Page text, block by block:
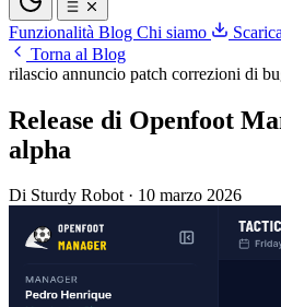
Funzionalità Blog Chi siamo Scarica
Torna al Blog
rilascio annuncio patch correzioni di
Release di Openfoot
alpha
Di Sturdy Robot · 10 marzo 2026